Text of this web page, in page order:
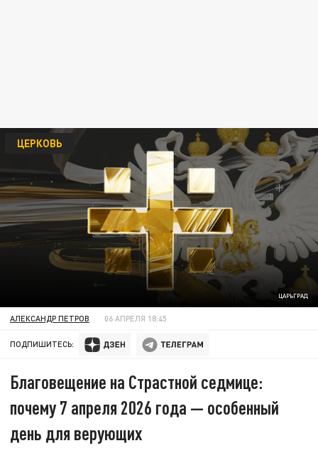
ЦАРЬГРАД
ЦЕРКОВЬ
АЛЕКСАНДР ПЕТРОВ 06 АПРЕЛЯ 18:45
ПОДПИШИТЕСЬ:
Благовещение на Страстной седмице:
почему 7 апреля 2026 года — особенный
день для верующих